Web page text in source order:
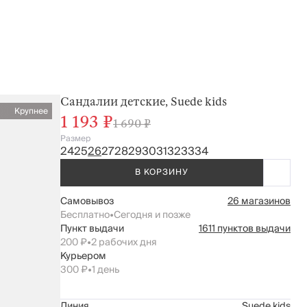
Крупнее
Сандалии детские, Suede kids
1 193 ₽1 690 ₽
Размер
2425262728293031323334
В КОРЗИНУ
Самовывоз
26 магазинов
Бесплатно•Сегодня и позже
Пункт выдачи
1611 пунктов выдачи
200 ₽•2 рабочих дня
Курьером
300 ₽•1 день